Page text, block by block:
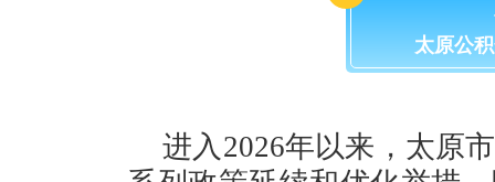
太原公
进入2026年以来，太原